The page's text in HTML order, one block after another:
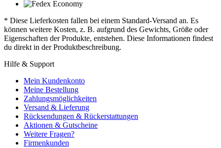
* Diese Lieferkosten fallen bei einem Standard-Versand an. Es
können weitere Kosten, z. B. aufgrund des Gewichts, Größe oder
Eigenschaften der Produkte, entstehen. Diese Informationen findest
du direkt in der Produktbeschreibung.
Hilfe & Support
Mein Kundenkonto
Meine Bestellung
Zahlungsmöglichkeiten
Versand & Lieferung
Rücksendungen & Rückerstattungen
Aktionen & Gutscheine
Weitere Fragen?
Firmenkunden